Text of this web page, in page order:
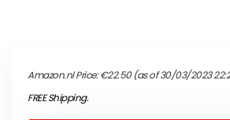
Amazon.nl Price:€22.50(as of 30/03/2023
FREE Shipping.